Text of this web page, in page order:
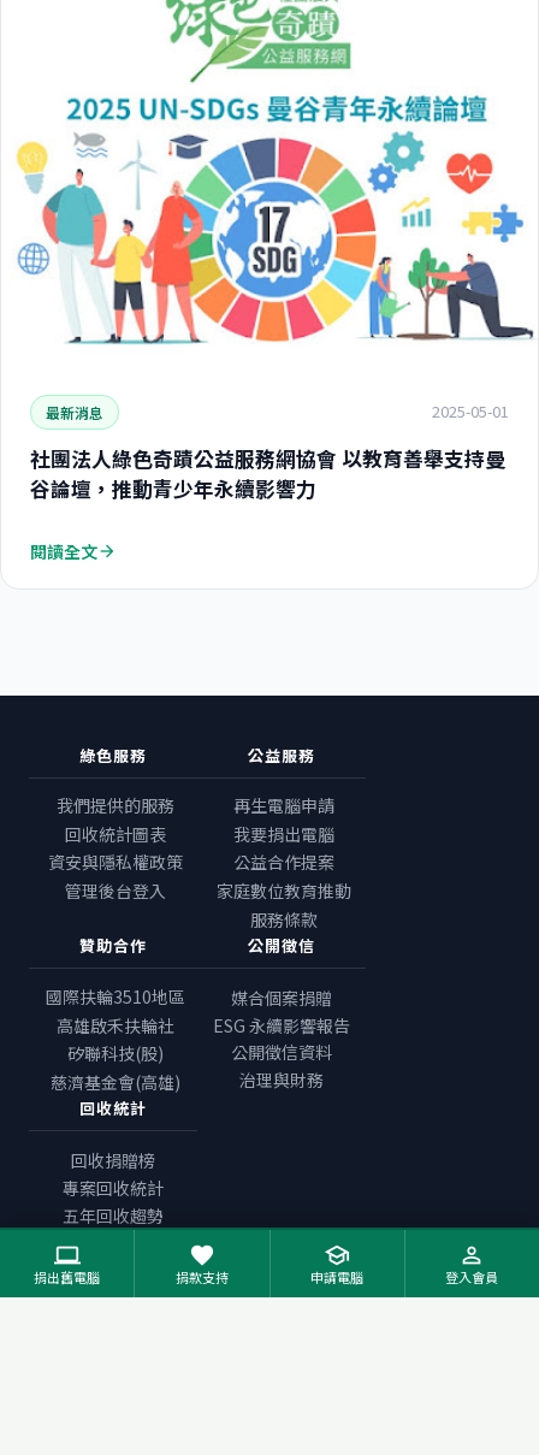
最新消息 2025-05-01
社團法人綠色奇蹟公益服務網協會 以教育善舉支持曼
谷論壇，推動青少年永續影響力
閱讀全文arrow_forward
綠色服務
我們提供的服務
回收統計圖表
資安與隱私權政策
管理後台登入
公益服務
再生電腦申請
我要捐出電腦
公益合作提案
家庭數位教育推動
服務條款
贊助合作
國際扶輪3510地區
高雄啟禾扶輪社
矽聯科技(股)
慈濟基金會(高雄)
公開徵信
媒合個案捐贈
ESG 永續影響報告
公開徵信資料
治理與財務
回收統計
回收捐贈榜
專案回收統計
五年回收趨勢
受贈一覽表
computer
捐出舊電腦
favorite
捐款支持
school
申請電腦
person_outline
登入會員